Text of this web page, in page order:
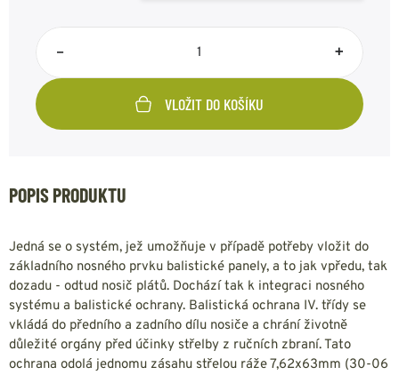
– +
VLOŽIT DO KOŠÍKU
POPIS PRODUKTU
Jedná se o systém, jež umožňuje v případě potřeby vložit do
základního nosného prvku balistické panely, a to jak vpředu, tak
dozadu - odtud nosič plátů. Dochází tak k integraci nosného
systému a balistické ochrany. Balistická ochrana IV. třídy se
vkládá do předního a zadního dílu nosiče a chrání životně
důležité orgány před účinky střelby z ručních zbraní. Tato
ochrana odolá jednomu zásahu střelou ráže 7,62x63mm (30-06